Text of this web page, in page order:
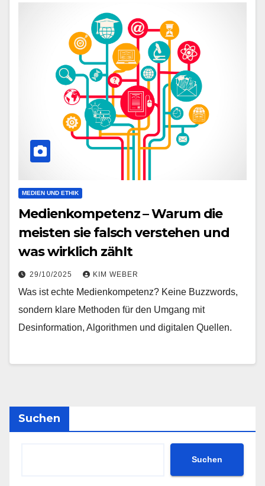
MEDIEN UND ETHIK
Medienkompetenz – Warum die
meisten sie falsch verstehen und
was wirklich zählt
29/10/2025 KIM WEBER
Was ist echte Medienkompetenz? Keine Buzzwords,
sondern klare Methoden für den Umgang mit
Desinformation, Algorithmen und digitalen Quellen.
Suchen
Suchen